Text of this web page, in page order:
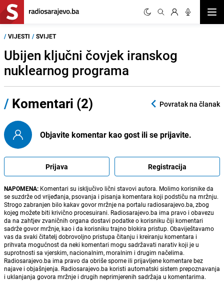
/ VIJESTI / SVIJET
Ubijen ključni čovjek iranskog
nuklearnog programa
/ Komentari (2) Povratak na članak
Objavite komentar kao gost ili se prijavite.
Prijava Registracija
NAPOMENA: Komentari su isključivo lični stavovi autora. Molimo korisnike da
se suzdrže od vrijeđanja, psovanja i pisanja komentara koji podstiču na mržnju.
Strogo zabranjen bilo kakav govor mržnje na portalu radiosarajevo.ba, zbog
kojeg možete biti krivično procesuirani. Radiosarajevo.ba ima pravo i obavezu
da na zahtjev zvaničnih organa dostavi podatke o korisniku čiji komentari
sadrže govor mržnje, kao i da korisniku trajno blokira pristup. Obaviještavamo
vas da svaki čitatelj dobrovoljno pristupa čitanju i kreiranju komentara i
prihvata mogućnost da neki komentari mogu sadržavati narativ koji je u
suprotnosti sa vjerskim, nacionalnim, moralnim i drugim načelima.
Radiosarajevo.ba ima pravo da obriše sporne ili prijavljene komentare bez
najave i objašnjenja. Radiosarajevo.ba koristi automatski sistem prepoznavanja
i uklanjanja govora mržnje i drugih neprimjerenih sadržaja u komentarima.